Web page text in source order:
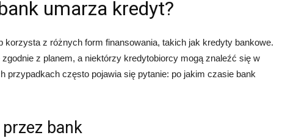
umarza kredyt?
z różnych form finansowania, takich jak kredyty bankowe.
z planem, a niektórzy kredytobiorcy mogą znaleźć się w
przypadkach często pojawia się pytanie: po jakim czasie bank
bank